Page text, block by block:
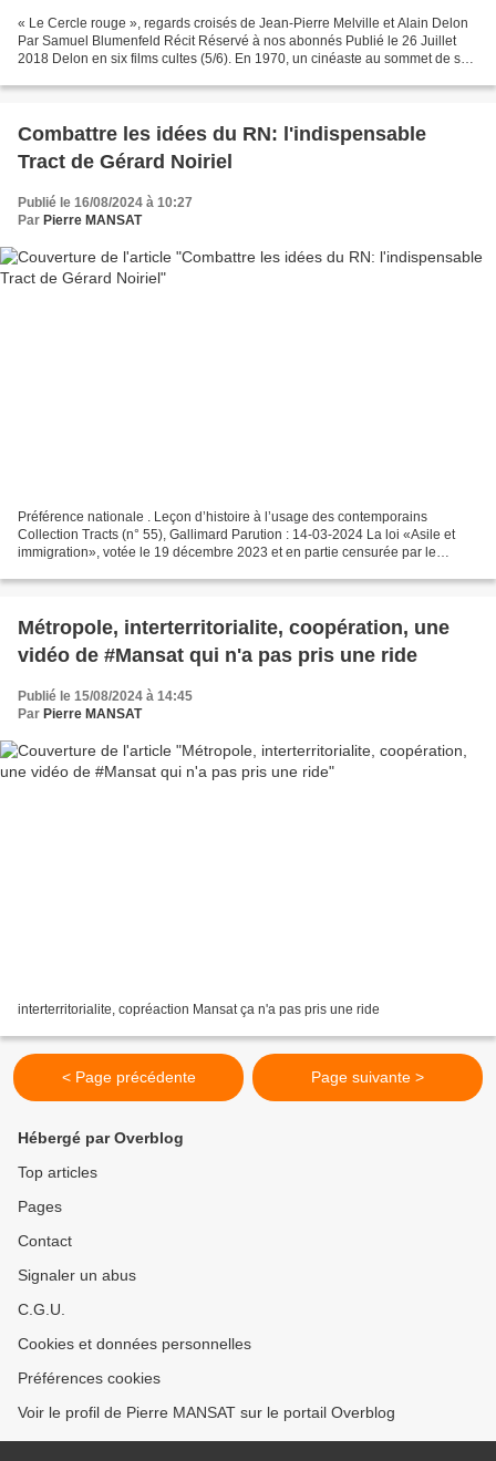
« Le Cercle rouge », regards croisés de Jean-Pierre Melville et Alain Delon
Par Samuel Blumenfeld Récit Réservé à nos abonnés Publié le 26 Juillet
2018 Delon en six films cultes (5/6). En 1970, un cinéaste au sommet de son
Combattre les idées du RN: l'indispensable
Tract de Gérard Noiriel
Publié le 16/08/2024 à 10:27
Par Pierre MANSAT
Préférence nationale . Leçon d’histoire à l’usage des contemporains
Collection Tracts (n° 55), Gallimard Parution : 14-03-2024 La loi «Asile et
immigration», votée le 19 décembre 2023 et en partie censurée par le
Métropole, interterritorialite, coopération, une
vidéo de #Mansat qui n'a pas pris une ride
Publié le 15/08/2024 à 14:45
Par Pierre MANSAT
interterritorialite, copréaction Mansat ça n'a pas pris une ride
< Page précédente Page suivante >
Hébergé par Overblog
Top articles
Pages
Contact
Signaler un abus
C.G.U.
Cookies et données personnelles
Préférences cookies
Voir le profil de Pierre MANSAT sur le portail Overblog